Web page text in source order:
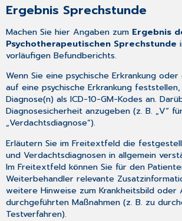
Ergebnis Sprechstunde
Machen Sie hier Angaben zum Ergebnis
Psychotherapeutischen Sprechstunde
vorläufigen Befundberichts.
Wenn Sie eine psychische Erkrankung
auf eine psychische Erkrankung
Diagnose(n) als ICD-10-GM-Kodes an.
Diagnosesicherheit anzugeben (z. B. „V“
„Verdachtsdiagnose“).
Erläutern Sie im Freitextfeld die
und Verdachtsdiagnosen in allgemein
Im Freitextfeld können Sie für den
Weiterbehandler relevante
weitere Hinweise zum Krankheitsbild oder
durchgeführten Maßnahmen (z. B. zu
Testverfahren).